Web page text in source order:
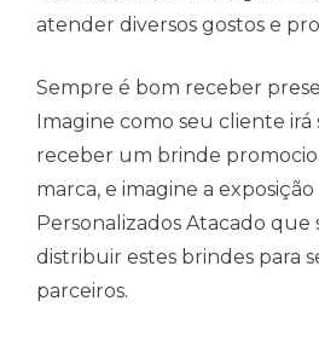
atender diversos gostos e
Sempre é bom receber
Imagine como seu cliente irá
receber um brinde
marca, e imagine a
Personalizados Atacado que
distribuir estes brindes para
parceiros.